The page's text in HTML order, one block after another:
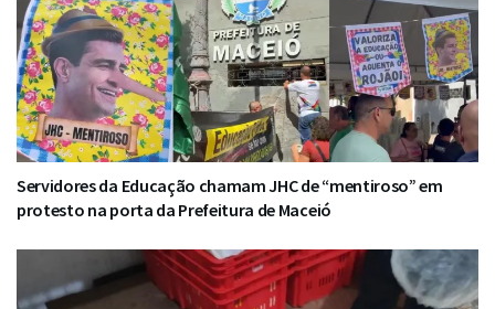
Servidores da Educação chamam JHC de “mentiroso” em
protesto na porta da Prefeitura de Maceió